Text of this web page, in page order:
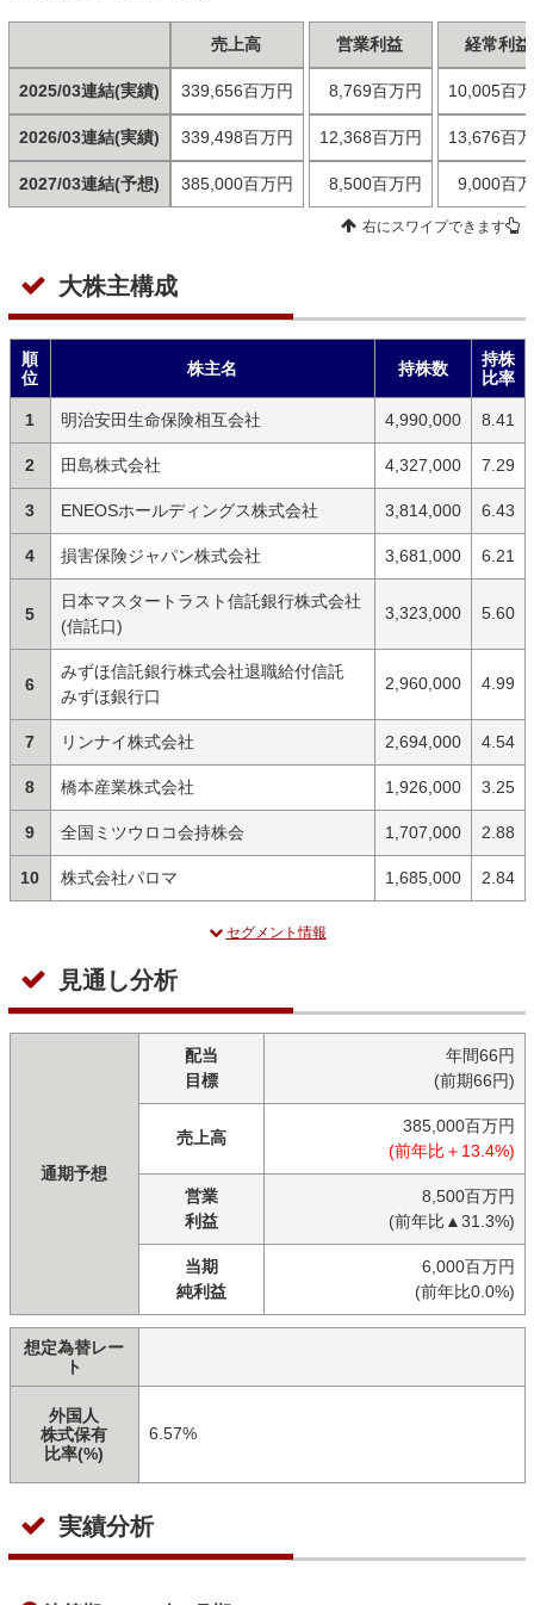
2025/03連結(実績)
2026/03連結(実績)
2027/03連結(予想)
売上高
339,656百万円
339,498百万円
385,000百万円
営業利益
8,769百万円
12,368百万円
8,500百万円
経常利益
10,005百
13,676百
9,000百
右にスワイプできます
大株主構成
順
位
株主名 持株数
持株
比率
1 明治安田生命保険相互会社 4,990,000 8.41
2 田島株式会社 4,327,000 7.29
3 ENEOSホールディングス株式会社 3,814,000 6.43
4 損害保険ジャパン株式会社 3,681,000 6.21
5
日本マスタートラスト信託銀行株式会社
(信託口)
3,323,000 5.60
6
みずほ信託銀行株式会社退職給付信託
みずほ銀行口
2,960,000 4.99
7 リンナイ株式会社 2,694,000 4.54
8 橋本産業株式会社 1,926,000 3.25
9 全国ミツウロコ会持株会 1,707,000 2.88
10 株式会社パロマ 1,685,000 2.84
セグメント情報
見通し分析
通期予想
配当
目標
年間66円
(前期66円)
売上高
385,000百万円
(前年比＋13.4%)
営業
利益
8,500百万円
(前年比▲31.3%)
当期
純利益
6,000百万円
(前年比0.0%)
想定為替レー
ト
外国人
株式保有
比率(%)
6.57%
実績分析